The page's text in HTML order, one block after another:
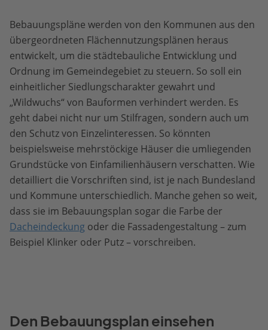
Bebauungspläne werden von den Kommunen aus den
übergeordneten Flächennutzungsplänen heraus
entwickelt, um die städtebauliche Entwicklung und
Ordnung im Gemeindegebiet zu steuern. So soll ein
einheitlicher Siedlungscharakter gewahrt und
„Wildwuchs“ von Bauformen verhindert werden. Es
geht dabei nicht nur um Stilfragen, sondern auch um
den Schutz von Einzelinteressen. So könnten
beispielsweise mehrstöckige Häuser die umliegenden
Grundstücke von Einfamilienhäusern verschatten. Wie
detailliert die Vorschriften sind, ist je nach Bundesland
und Kommune unterschiedlich. Manche gehen so weit,
dass sie im Bebauungsplan sogar die Farbe der
Dacheindeckung oder die Fassadengestaltung – zum
Beispiel Klinker oder Putz – vorschreiben.
Den Bebauungsplan einsehen